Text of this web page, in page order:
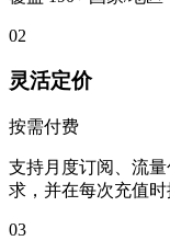
02
灵活定价
按需付费
支持月度订阅、流
求，并在每次充值时
03